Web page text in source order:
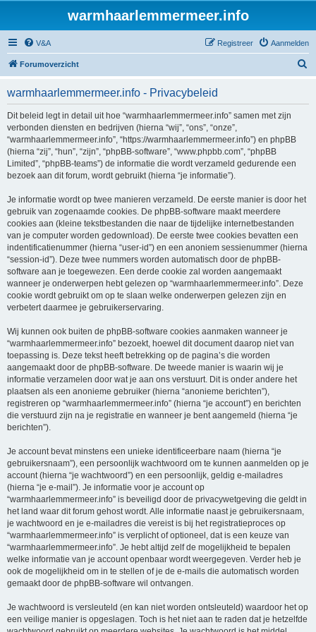
warmhaarlemmermeer.info
V&A Aanmelden
Registreer
Forumoverzicht
warmhaarlemmermeer.info - Privacybeleid
Dit beleid legt in detail uit hoe “warmhaarlemmermeer.info” samen met zijn
verbonden diensten en bedrijven (hierna “wij”, “ons”, “onze”,
“warmhaarlemmermeer.info”, “https://warmhaarlemmermeer.info”) en phpBB
(hierna “zij”, “hun”, “zijn”, “phpBB-software”, “www.phpbb.com”, “phpBB
Limited”, “phpBB-teams”) de informatie die wordt verzameld gedurende een
bezoek aan dit forum, wordt gebruikt (hierna “je informatie”).
Je informatie wordt op twee manieren verzameld. De eerste manier is door het
gebruik van zogenaamde cookies. De phpBB-software maakt meerdere
cookies aan (kleine tekstbestanden die naar de tijdelijke internetbestanden
van je computer worden gedownload). De eerste twee cookies bevatten een
indentificatienummer (hierna “user-id”) en een anoniem sessienummer (hierna
“session-id”). Deze twee nummers worden automatisch door de phpBB-
software aan je toegewezen. Een derde cookie zal worden aangemaakt
wanneer je onderwerpen hebt gelezen op “warmhaarlemmermeer.info”. Deze
cookie wordt gebruikt om op te slaan welke onderwerpen gelezen zijn en
verbetert daarmee je gebruikerservaring.
Wij kunnen ook buiten de phpBB-software cookies aanmaken wanneer je
“warmhaarlemmermeer.info” bezoekt, hoewel dit document daarop niet van
toepassing is. Deze tekst heeft betrekking op de pagina’s die worden
aangemaakt door de phpBB-software. De tweede manier is waarin wij je
informatie verzamelen door wat je aan ons verstuurt. Dit is onder andere het
plaatsen als een anonieme gebruiker (hierna “anonieme berichten”),
registreren op “warmhaarlemmermeer.info” (hierna “je account”) en berichten
die verstuurd zijn na je registratie en wanneer je bent aangemeld (hierna “je
berichten”).
Je account bevat minstens een unieke identificeerbare naam (hierna “je
gebruikersnaam”), een persoonlijk wachtwoord om te kunnen aanmelden op je
account (hierna “je wachtwoord”) en een persoonlijk, geldig e-mailadres
(hierna “je e-mail”). Je informatie voor je account op
“warmhaarlemmermeer.info” is beveiligd door de privacywetgeving die geldt in
het land waar dit forum gehost wordt. Alle informatie naast je gebruikersnaam,
je wachtwoord en je e-mailadres die vereist is bij het registratieproces op
“warmhaarlemmermeer.info” is verplicht of optioneel, dat is een keuze van
“warmhaarlemmermeer.info”. Je hebt altijd zelf de mogelijkheid te bepalen
welke informatie van je account openbaar wordt weergegeven. Verder heb je
ook de mogelijkheid om in te stellen of je de e-mails die automatisch worden
gemaakt door de phpBB-software wil ontvangen.
Je wachtwoord is versleuteld (en kan niet worden ontsleuteld) waardoor het op
een veilige manier is opgeslagen. Toch is het niet aan te raden dat je hetzelfde